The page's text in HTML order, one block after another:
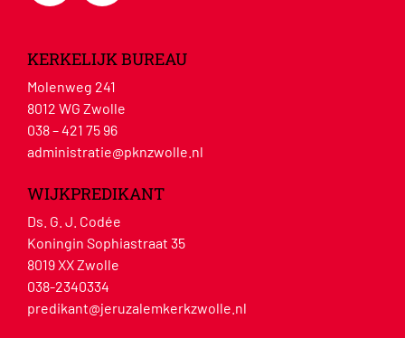
KERKELIJK BUREAU
Molenweg 241
8012 WG Zwolle
038 – 421 75 96
administratie@pknzwolle.nl
WIJKPREDIKANT
Ds. G. J. Codée
Koningin Sophiastraat 35
8019 XX Zwolle
038-2340334
predikant@jeruzalemkerkzwolle.nl